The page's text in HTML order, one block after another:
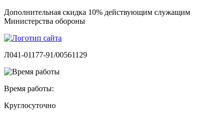
Дополнительная скидка 10% действующим служащим
Министерства обороны
Л041-01177-91/00561129
Время работы:
Круглосуточно